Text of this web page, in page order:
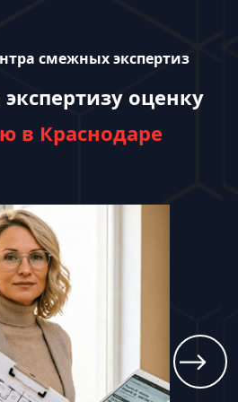
смежных экспертиз
оценку
в Краснодаре